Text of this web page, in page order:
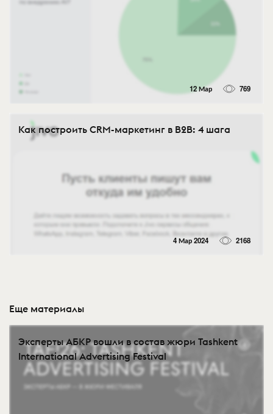
12 Мар 769
Как построить CRM-маркетинг в B2B: 4 шага
4 Мар 2024 2168
Еще материалы
Эксперты АБКР вошли в состав жюри Tashkent
International Advertising Festival